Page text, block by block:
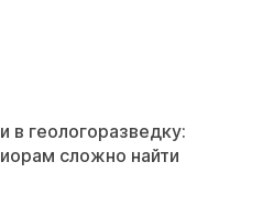
в геологоразведку:
сложно найти